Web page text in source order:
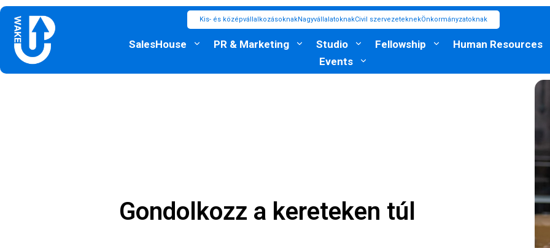
Kis- és középvállalkozásoknakNagyvállalatoknakCivil szervezeteknekÖnkormányzatoknak
SalesHouse PR & Marketing Studio Fellowship
Human Resources
Events
Gondolkozz a kereteken túl